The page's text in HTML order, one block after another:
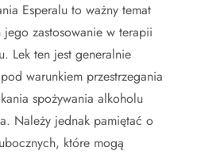
Esperalu to ważny temat
zastosowanie w terapii
Lek ten jest generalnie
warunkiem przestrzegania
spożywania alkoholu
Należy jednak pamiętać o
które mogą